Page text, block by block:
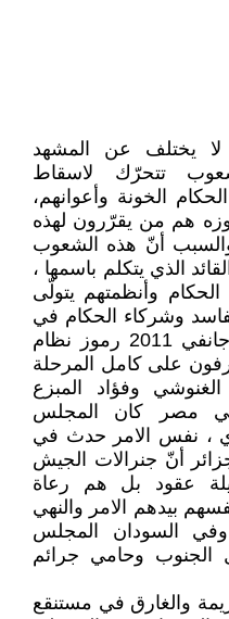
لا يختلف عن المشهد
تتحرّك لاسقاط
الخونة وأعوانهم،
هم من يقرّرون لهذه
أنّ هذه الشعوب
الذي يتكلم باسمها ،
وأنظمتهم يتولّى
وشركاء الحكام في
الجريمة والخيانة ، في تونس جانفي 2011 رموز نظام
على كامل المرحلة
وفؤاد المبزع
مصر كان المجلس
، نفس الامر حدث في
أنّ جنرالات الجيش
عقود بل هم رعاة
بيدهم الامر والنهي
وفي السودان المجلس
الجنوب وحامي جرائم
والغارق في مستنقع